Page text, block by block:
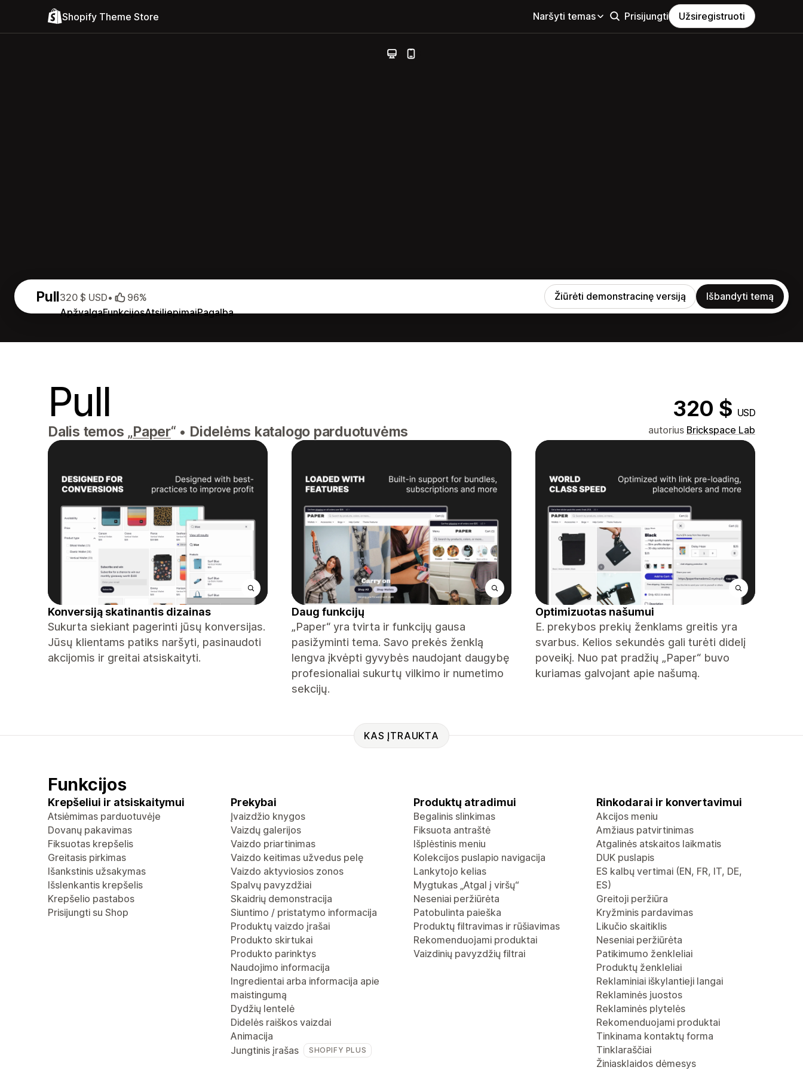
Shopify Theme Store Naršyti temas Prisijungti Užsiregistruoti
Pull
ApžvalgaFunkcijosAtsiliepimaiPagalba
320 $ USD• 96% Žiūrėti demonstracinę versiją Išbandyti temą
Pull 320 $ USD
Dalis temos „Paper“ • Didelėms katalogo parduotuvėms autorius Brickspace Lab
Konversiją skatinantis dizainas
Sukurta siekiant pagerinti jūsų konversijas.
Jūsų klientams patiks naršyti, pasinaudoti
akcijomis ir greitai atsiskaityti.
Daug funkcijų
„Paper“ yra tvirta ir funkcijų gausa
pasižyminti tema. Savo prekės ženklą
lengva įkvėpti gyvybės naudojant daugybę
profesionaliai sukurtų vilkimo ir numetimo
sekcijų.
Optimizuotas našumui
E. prekybos prekių ženklams greitis yra
svarbus. Kelios sekundės gali turėti didelį
poveikį. Nuo pat pradžių „Paper“ buvo
kuriamas galvojant apie našumą.
KAS ĮTRAUKTA
Funkcijos
Krepšeliui ir atsiskaitymui
Atsiėmimas parduotuvėje
Dovanų pakavimas
Fiksuotas krepšelis
Greitasis pirkimas
Išankstinis užsakymas
Išslenkantis krepšelis
Krepšelio pastabos
Prisijungti su Shop
Prekybai
Įvaizdžio knygos
Vaizdų galerijos
Vaizdo priartinimas
Vaizdo keitimas užvedus pelę
Vaizdo aktyviosios zonos
Spalvų pavyzdžiai
Skaidrių demonstracija
Siuntimo / pristatymo informacija
Produktų vaizdo įrašai
Produkto skirtukai
Produkto parinktys
Naudojimo informacija
Ingredientai arba informacija apie
maistingumą
Dydžių lentelė
Didelės raiškos vaizdai
Animacija
Jungtinis įrašas
SHOPIFY PLUS
Produktų atradimui
Begalinis slinkimas
Fiksuota antraštė
Išplėstinis meniu
Kolekcijos puslapio navigacija
Lankytojo kelias
Mygtukas „Atgal į viršų“
Neseniai peržiūrėta
Patobulinta paieška
Produktų filtravimas ir rūšiavimas
Rekomenduojami produktai
Vaizdinių pavyzdžių filtrai
Rinkodarai ir konvertavimui
Akcijos meniu
Amžiaus patvirtinimas
Atgalinės atskaitos laikmatis
DUK puslapis
ES kalbų vertimai (EN, FR, IT, DE,
ES)
Greitoji peržiūra
Kryžminis pardavimas
Likučio skaitiklis
Neseniai peržiūrėta
Patikimumo ženkleliai
Produktų ženkleliai
Reklaminiai iškylantieji langai
Reklaminės juostos
Reklaminės plytelės
Rekomenduojami produktai
Tinkinama kontaktų forma
Tinklaraščiai
Žiniasklaidos dėmesys